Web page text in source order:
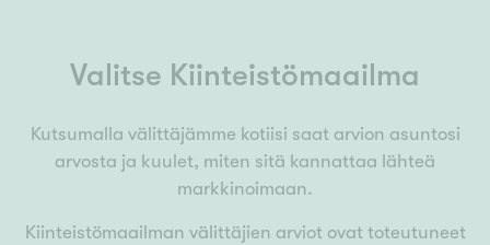
Valitse Kiinteistömaailma
Kutsumalla välittäjämme kotiisi saat arvion asuntosi
arvosta ja kuulet, miten sitä kannattaa lähteä
markkinoimaan.
Kiinteistömaailman välittäjien arviot ovat toteutuneet